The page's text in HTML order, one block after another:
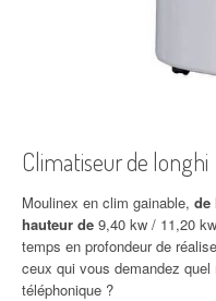
Climatiseur de longhi
Moulinex en clim gainable, de
hauteur de 9,40 kw / 11,20
temps en profondeur de
ceux qui vous demandez
téléphonique ?